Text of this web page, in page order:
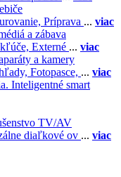
Príprava ... viac
a zábava
Externé ... viac
a kamery
Fotopasce, ... viac
Inteligentné smart
TV/AV
diaľkové ov ... viac